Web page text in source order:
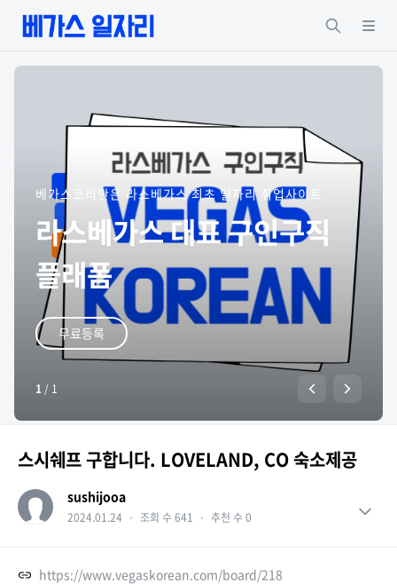
베가스코리안은 라스베가스 최초 일자리 취업사이트
라스베가스 대표 구인구직
플래폼
무료등록
1 / 1
스시쉐프 구합니다. LOVELAND, CO 숙소제공
sushijooa
2024.01.24 ・ 조회 수 641 ・ 추천 수 0
https://www.vegaskorean.com/board/218